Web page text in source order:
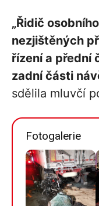
„Řidič
nezjištěných
řízení a přední
zadní části
sdělila mluvčí
Fotogalerie